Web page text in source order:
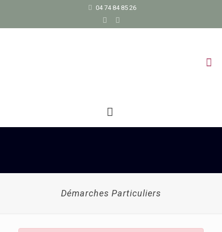
04 74 84 85 26
Démarches Particuliers